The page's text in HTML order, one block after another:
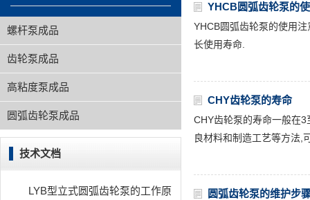
YHCB圆弧齿轮泵的
YHCB圆弧齿轮泵的使用
长使用寿命.
CHY齿轮泵的寿命
CHY齿轮泵的寿命一般在
良材料和制造工艺等方法,
圆弧齿轮泵的维护步
螺杆泵成品
齿轮泵成品
高粘度泵成品
圆弧齿轮泵成品
技术文档
LYB型立式圆弧齿轮泵的工作原